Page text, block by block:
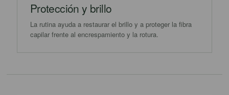
Protección y brillo
La rutina ayuda a restaurar el brillo y a proteger la fibra
capilar frente al encrespamiento y la rotura.